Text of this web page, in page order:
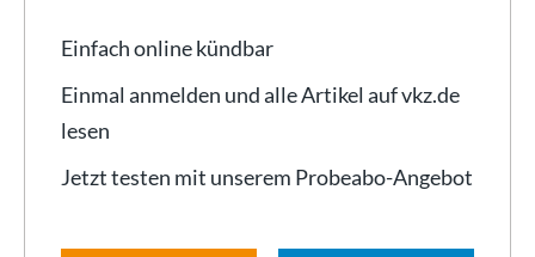
Einfach online kündbar
Einmal anmelden und alle Artikel auf vkz.de
lesen
Jetzt testen mit unserem Probeabo-Angebot